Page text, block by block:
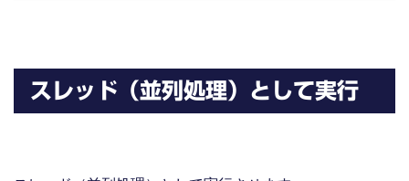
スレッド（並列処理）として実行